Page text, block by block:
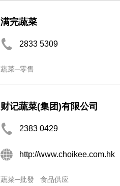
满完蔬菜
2833 5309
蔬菜─零售
财记蔬菜(集团)有限公司
2383 0429
http://www.choikee.com.hk
蔬菜─批發 食品供应